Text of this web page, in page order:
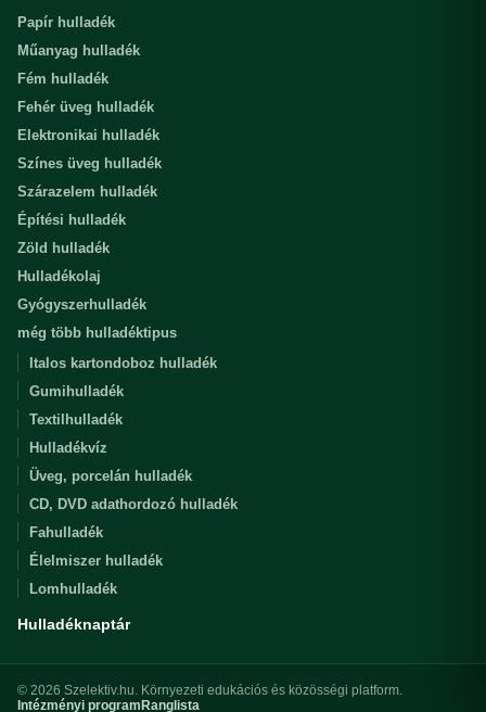
Papír hulladék
Műanyag hulladék
Fém hulladék
Fehér üveg hulladék
Elektronikai hulladék
Színes üveg hulladék
Szárazelem hulladék
Építési hulladék
Zöld hulladék
Hulladékolaj
Gyógyszerhulladék
még több hulladéktipus
Italos kartondoboz hulladék
Gumihulladék
Textilhulladék
Hulladékvíz
Üveg, porcelán hulladék
CD, DVD adathordozó hulladék
Fahulladék
Élelmiszer hulladék
Lomhulladék
Hulladéknaptár
© 2026 Szelektiv.hu. Környezeti edukációs és közösségi platform.
Intézményi program Ranglista